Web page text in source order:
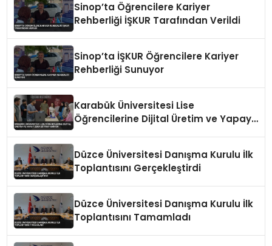
Sinop’ta Öğrencilere Kariyer
Rehberliği İŞKUR Tarafından Verildi
Sinop’ta İŞKUR Öğrencilere Kariyer
Rehberliği Sunuyor
Karabük Üniversitesi Lise
Öğrencilerine Dijital Üretim ve Yapay
Düzce Üniversitesi Danışma Kurulu İlk
Toplantısını Gerçekleştirdi
Düzce Üniversitesi Danışma Kurulu İlk
Toplantısını Tamamladı